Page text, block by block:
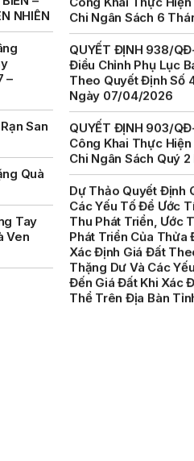
NHIÊN
–
San
Quà
Tay
Ven
QUYẾT ĐỊNH 938/
Điều Chỉnh Phụ Lục
Theo Quyết Định Số
Ngày 07/04/2026
QUYẾT ĐỊNH 903/
Công Khai Thực Hiện
Chi Ngân Sách Quý
Dự Thảo Quyết Định
Các Yếu Tố Để Ước
Thu Phát Triển, Ước
Phát Triển Của Thửa
Xác Định Giá Đất
Thặng Dư Và Các
Đến Giá Đất Khi Xác
Thể Trên Địa Bàn
THÔNG BÁO Số 707/
Lựa Chọn Đơn Vị Tổ